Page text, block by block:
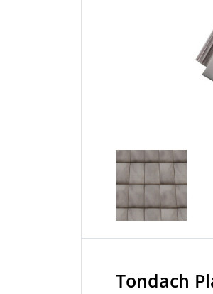
Tondach